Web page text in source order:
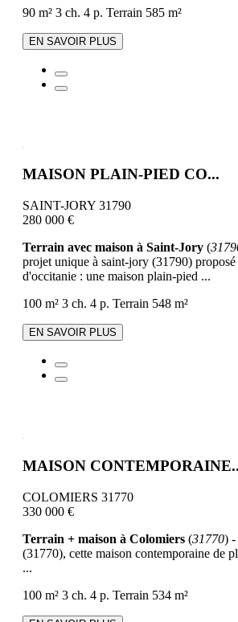
90 m² 3 ch. 4 p. Terrain 585 m²
EN SAVOIR PLUS
MAISON PLAIN-PIED CO...
SAINT-JORY 31790
280 000 €
Terrain avec maison à Saint-Jory (
projet unique à saint-jory (31790) proposé
d'occitanie : une maison plain-pied ...
100 m² 3 ch. 4 p. Terrain 548 m²
EN SAVOIR PLUS
MAISON
COLOMIERS 31770
330 000 €
Terrain + maison à Colomiers (31770) -
(31770), cette maison contemporaine de
...
100 m² 3 ch. 4 p. Terrain 534 m²